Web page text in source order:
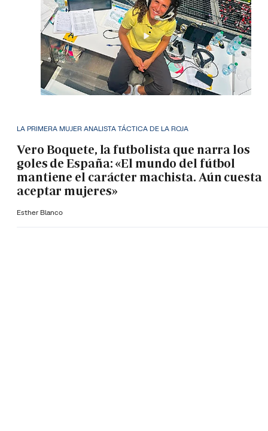
LA PRIMERA MUJER ANALISTA TÁCTICA DE LA ROJA
Vero Boquete, la futbolista que narra los
goles de España: «El mundo del fútbol
mantiene el carácter machista. Aún cuesta
aceptar mujeres»
Esther Blanco